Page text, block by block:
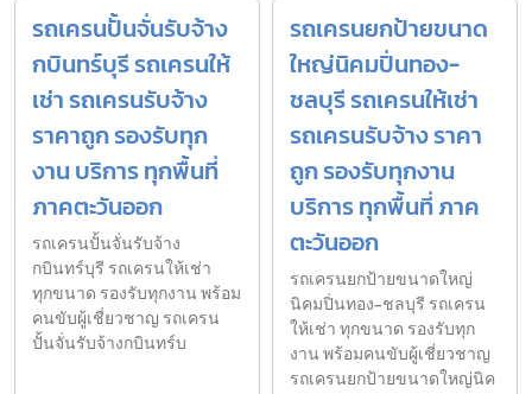
รถเครนปั้นจั่นรับจ้าง
กบินทร์บุรี รถเครนให้
เช่า รถเครนรับจ้าง
ราคาถูก รองรับทุก
งาน บริการ ทุกพื้นที่
ภาคตะวันออก
รถเครนปั้นจั่นรับจ้าง
กบินทร์บุรี รถเครนให้เช่า
ทุกขนาด รองรับทุกงาน พร้อม
คนขับผู้เชี่ยวชาญ รถเครน
ปั้นจั่นรับจ้างกบินทร์บ
รถเครนยกป้ายขนาด
ใหญ่นิคมปิ่นทอง-
ชลบุรี รถเครนให้เช่า
รถเครนรับจ้าง ราคา
ถูก รองรับทุกงาน
บริการ ทุกพื้นที่ ภาค
ตะวันออก
รถเครนยกป้ายขนาดใหญ่
นิคมปิ่นทอง-ชลบุรี รถเครน
ให้เช่า ทุกขนาด รองรับทุก
งาน พร้อมคนขับผู้เชี่ยวชาญ
รถเครนยกป้ายขนาดใหญ่นิค